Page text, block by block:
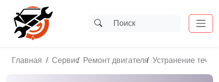
Главная Сервис Ремонт двигателя Устранение течи